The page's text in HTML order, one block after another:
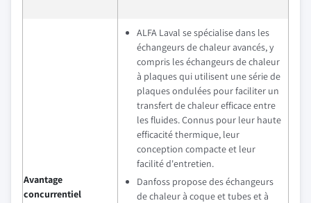
Avantage
concurrentiel
ALFA Laval se spécialise dans les
échangeurs de chaleur avancés, y
compris les échangeurs de chaleur
à plaques qui utilisent une série de
plaques ondulées pour faciliter un
transfert de chaleur efficace entre
les fluides. Connus pour leur haute
efficacité thermique, leur
conception compacte et leur
facilité d'entretien.
Danfoss propose des échangeurs
de chaleur à coque et tubes et à